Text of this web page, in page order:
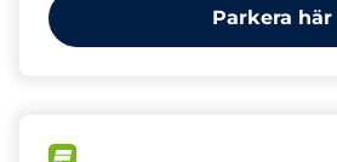
Parkera här